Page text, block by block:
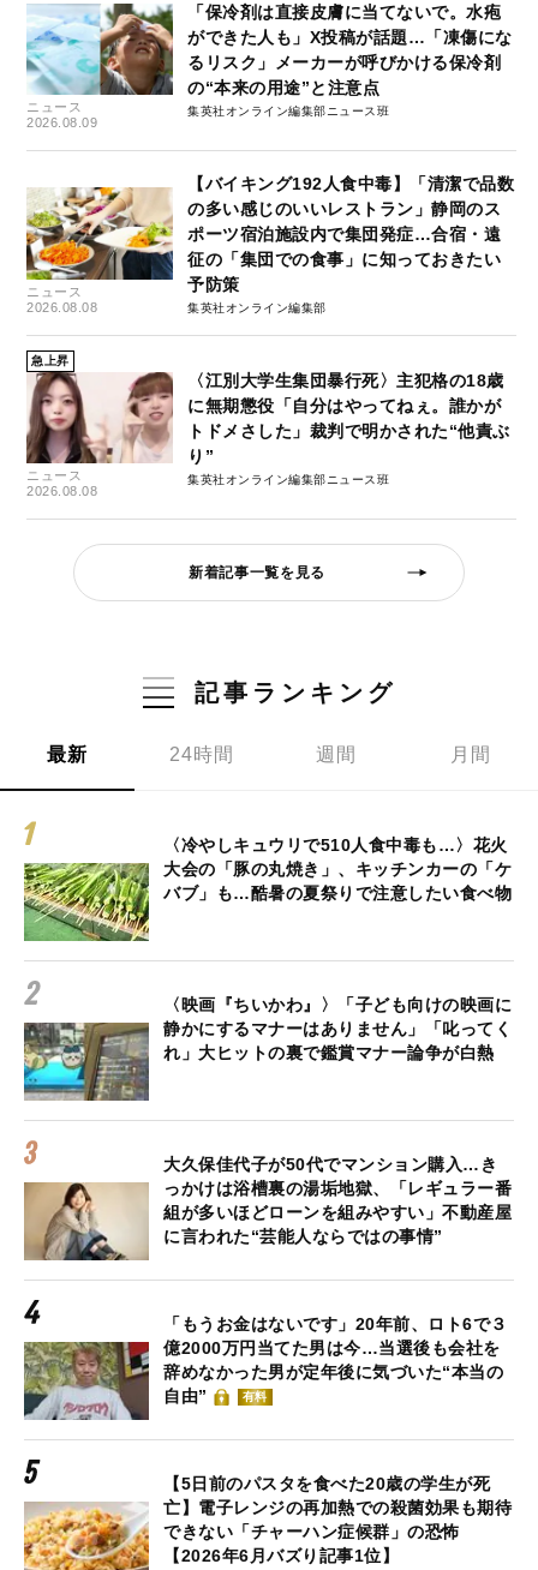
ニュース
2026.08.09
「保冷剤は直接皮膚に当てないで。水疱
ができた人も」X投稿が話題…「凍傷にな
るリスク」メーカーが呼びかける保冷剤
の“本来の用途”と注意点
集英社オンライン編集部ニュース班
ニュース
2026.08.08
【バイキング192人食中毒】「清潔で品数
の多い感じのいいレストラン」静岡のス
ポーツ宿泊施設内で集団発症…合宿・遠
征の「集団での食事」に知っておきたい
予防策
集英社オンライン編集部
急上昇
ニュース
2026.08.08
〈江別大学生集団暴行死〉主犯格の18歳
に無期懲役「自分はやってねぇ。誰かが
トドメさした」裁判で明かされた“他責ぶ
り”
集英社オンライン編集部ニュース班
新着記事一覧を見る
記事ランキング
最新 24時間 週間 月間
〈冷やしキュウリで510人食中毒も…〉花火
大会の「豚の丸焼き」、キッチンカーの「ケ
バブ」も…酷暑の夏祭りで注意したい食べ物
〈映画『ちいかわ』〉「子ども向けの映画に
静かにするマナーはありません」「叱ってく
れ」大ヒットの裏で鑑賞マナー論争が白熱
大久保佳代子が50代でマンション購入…き
っかけは浴槽裏の湯垢地獄、「レギュラー番
組が多いほどローンを組みやすい」不動産屋
に言われた“芸能人ならではの事情”
「もうお金はないです」20年前、ロト6で３
億2000万円当てた男は今…当選後も会社を
辞めなかった男が定年後に気づいた“本当の
自由”
有料
【5日前のパスタを食べた20歳の学生が死
亡】電子レンジの再加熱での殺菌効果も期待
できない「チャーハン症候群」の恐怖
【2026年6月バズり記事1位】